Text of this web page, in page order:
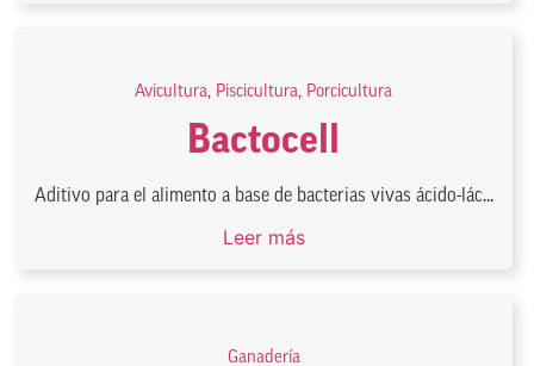
Avicultura, Piscicultura, Porcicultura
Bactocell
Aditivo para el alimento a base de bacterias vivas ácido-lác...
Leer más
Ganadería